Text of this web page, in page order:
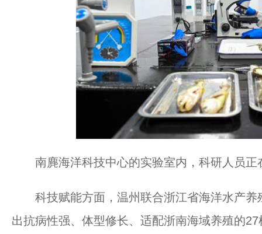
南麂海洋科技中心的实验室内，科研人员
科技赋能方面，温州联合浙江省海洋水产养
出抗病性强、体型修长、适配浙南海域养殖的